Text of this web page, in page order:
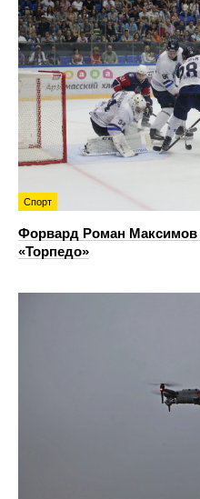
Спорт
Форвард Роман Максимов
«Торпедо»